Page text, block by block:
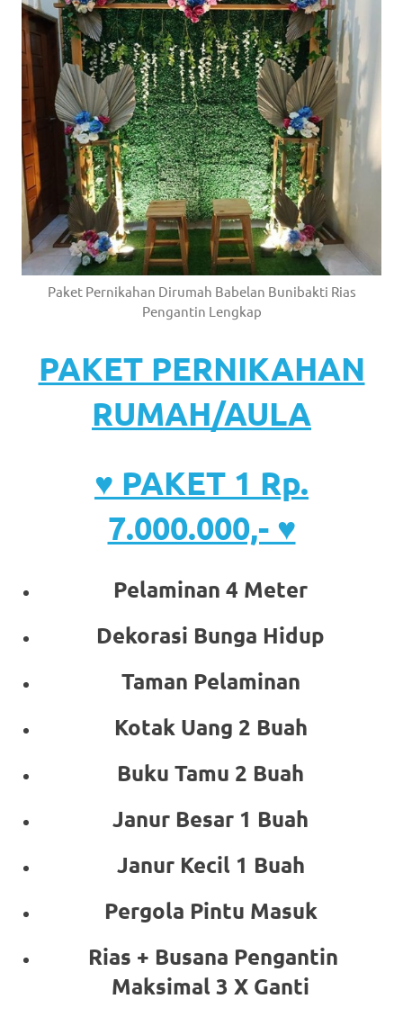
Paket Pernikahan Dirumah Babelan Bunibakti Rias
Pengantin Lengkap
PAKET PERNIKAHAN
RUMAH/AULA
♥ PAKET 1 Rp.
7.000.000,- ♥
Pelaminan 4 Meter
Dekorasi Bunga Hidup
Taman Pelaminan
Kotak Uang 2 Buah
Buku Tamu 2 Buah
Janur Besar 1 Buah
Janur Kecil 1 Buah
Pergola Pintu Masuk
Rias + Busana Pengantin
Maksimal 3 X Ganti